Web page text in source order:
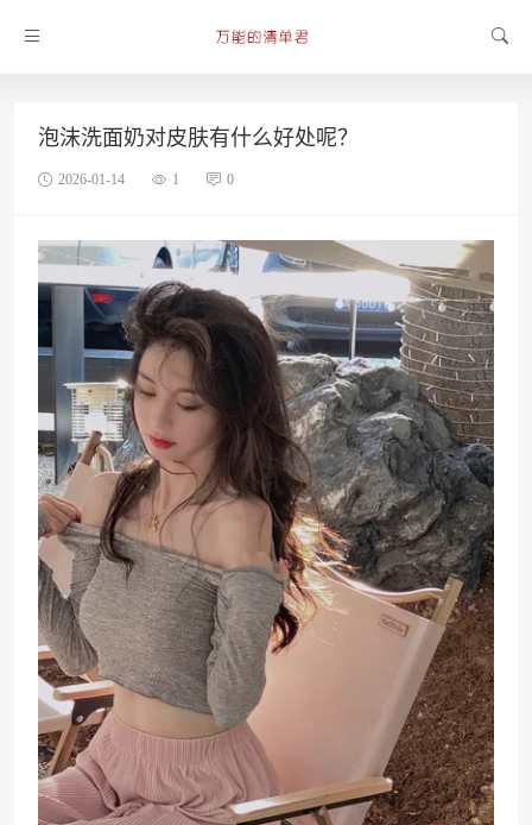
泡沫洗面奶对皮肤有什么好处呢？
2026-01-14 1 0